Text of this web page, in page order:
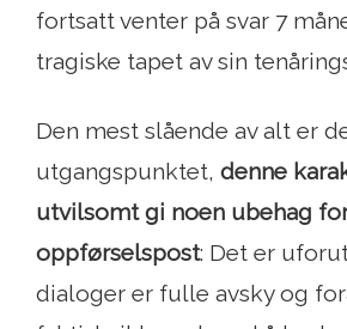
fortsatt venter på svar 7
tragiske tapet av sin
Den mest slående av alt er
utgangspunktet, denne
utvilsomt gi noen ubehag
oppførselspost: Det er
dialoger er fulle avsky og